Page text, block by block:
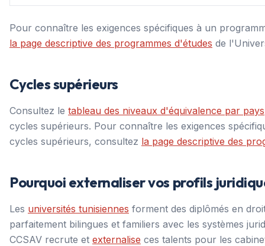
Pour connaître les exigences spécifiques à un
la page descriptive des programmes d'études de
Cycles supérieurs
Consultez le tableau des niveaux d'équivalence par pays
cycles supérieurs. Pour connaître les exigences
cycles supérieurs, consultez la page descriptive des
Pourquoi externaliser vos profils
Les universités tunisiennes forment des diplômés en
parfaitement bilingues et familiers avec les systèmes
CCSAV recrute et externalise ces talents pour les